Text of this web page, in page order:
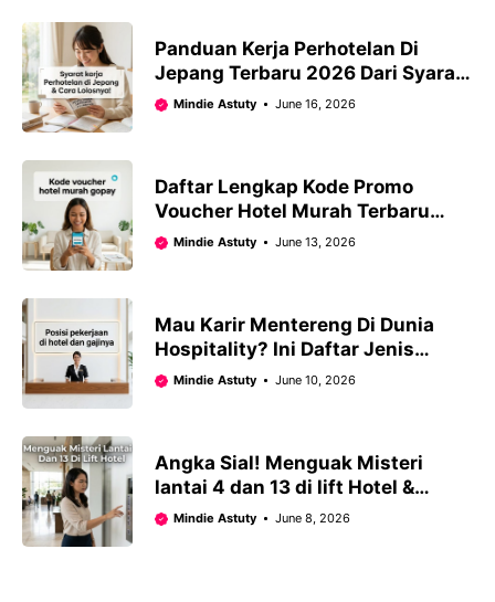
Panduan Kerja Perhotelan Di
Jepang Terbaru 2026 Dari Syarat,
Cara Daftar Hingga Gaji
Mindie Astuty June 16, 2026
Daftar Lengkap Kode Promo
Voucher Hotel Murah Terbaru
Untuk GoPay, DANA & ShopeePay
Mindie Astuty June 13, 2026
Mau Karir Mentereng Di Dunia
Hospitality? Ini Daftar Jenis
Pekerjaan Di Hotel Dan Estimasi
Mindie Astuty June 10, 2026
Angka Sial! Menguak Misteri
lantai 4 dan 13 di lift Hotel &
Simak 5 Mitos Gelap Lainnya
Mindie Astuty June 8, 2026